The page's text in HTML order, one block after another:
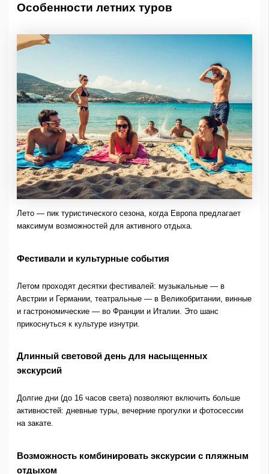
Особенности летних туров
Лето — пик туристического сезона, когда Европа предлагает
максимум возможностей для активного отдыха.
Фестивали и культурные события
Летом проходят десятки фестивалей: музыкальные — в
Австрии и Германии, театральные — в Великобритании, винные
и гастрономические — во Франции и Италии. Это шанс
прикоснуться к культуре изнутри.
Длинный световой день для насыщенных
экскурсий
Долгие дни (до 16 часов света) позволяют включить больше
активностей: дневные туры, вечерние прогулки и фотосессии
на закате.
Возможность комбинировать экскурсии с пляжным
отдыхом